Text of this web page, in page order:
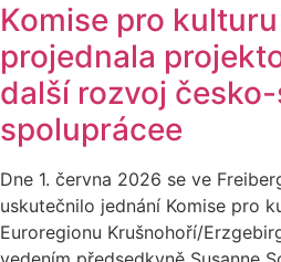
Komise pro
projednala
další rozvoj
spoluprácee
Dne 1. června 2026 se ve
uskutečnilo jednání Komise pro
Euroregionu Krušnohoří/